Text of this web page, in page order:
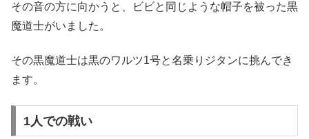
その音の方に向かうと、ビビと同じような帽子を被った黒
魔道士がいました。
その黒魔道士は黒のワルツ1号と名乗りジタンに挑んでき
ます。
1人での戦い